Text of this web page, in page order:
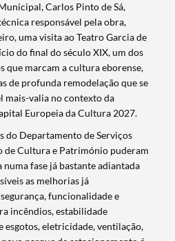
Carlos Pinto de Sá,
responsável pela obra,
uma visita ao Teatro Garcia de
do final do século XIX, um dos
que marcam a cultura eborense,
de profunda remodelação que se
mais-valia no contexto da
Europeia da Cultura 2027.
do Departamento de Serviços
de Cultura e Património puderam
fase já bastante adiantada
as melhorias já
funcionalidade e
incêndios, estabilidade
esgotos, eletricidade, ventilação,